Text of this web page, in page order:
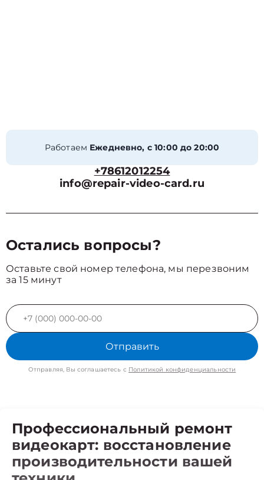
Работаем Ежедневно, с 10:00 до 20:00
+78612012254
info@repair-video-card.ru
Остались вопросы?
Оставьте свой номер телефона, мы перезвоним
за 15 минут
Отправить
Отправляя, Вы соглашаетесь с Политикой конфиденциальности
Профессиональный ремонт
видеокарт: восстановление
производительности вашей